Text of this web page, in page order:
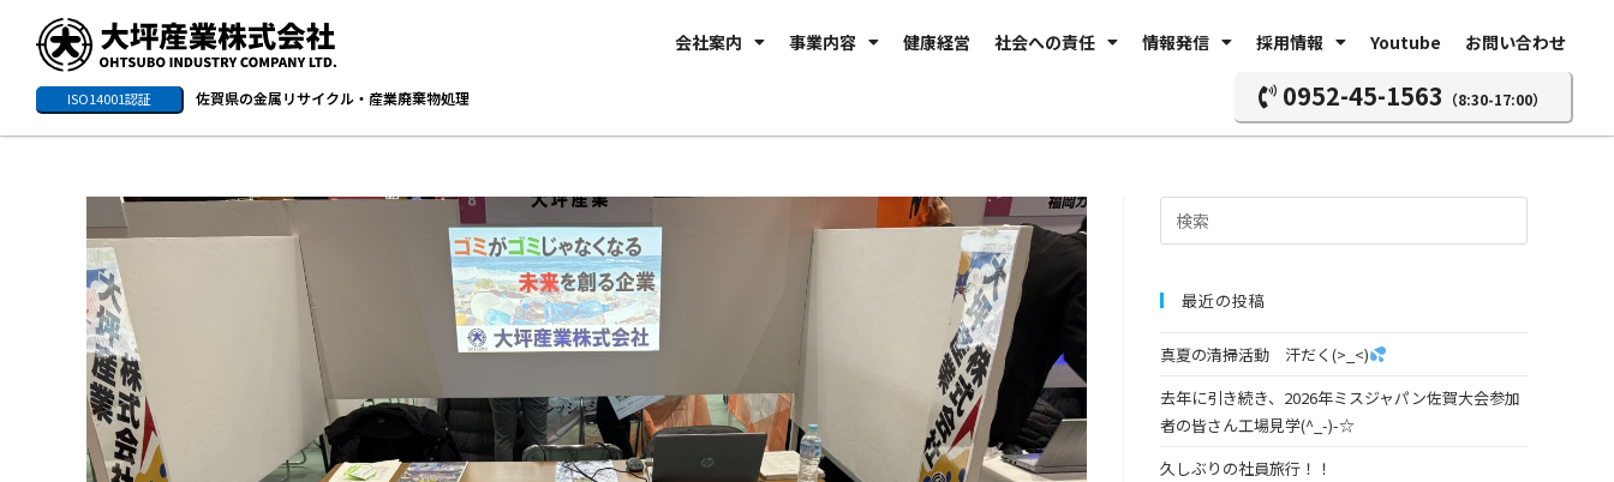
会社案内 事業内容 健康経営 社会への責任 情報発信 採用情報 Youtube お問い合わせ
ISO14001認証 佐賀県の金属リサイクル・産業廃棄物処理 0952-45-1563 （8:30-17:00）
最近の投稿
真夏の清掃活動 汗だく(>_<)
去年に引き続き、2026年ミスジャパン佐賀大会参加
者の皆さん工場見学(^_-)-☆
久しぶりの社員旅行！！